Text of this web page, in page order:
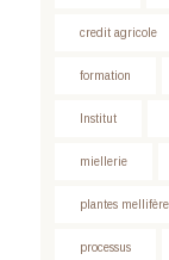
credit agricole
formation
Institut
miellerie
plantes
processus